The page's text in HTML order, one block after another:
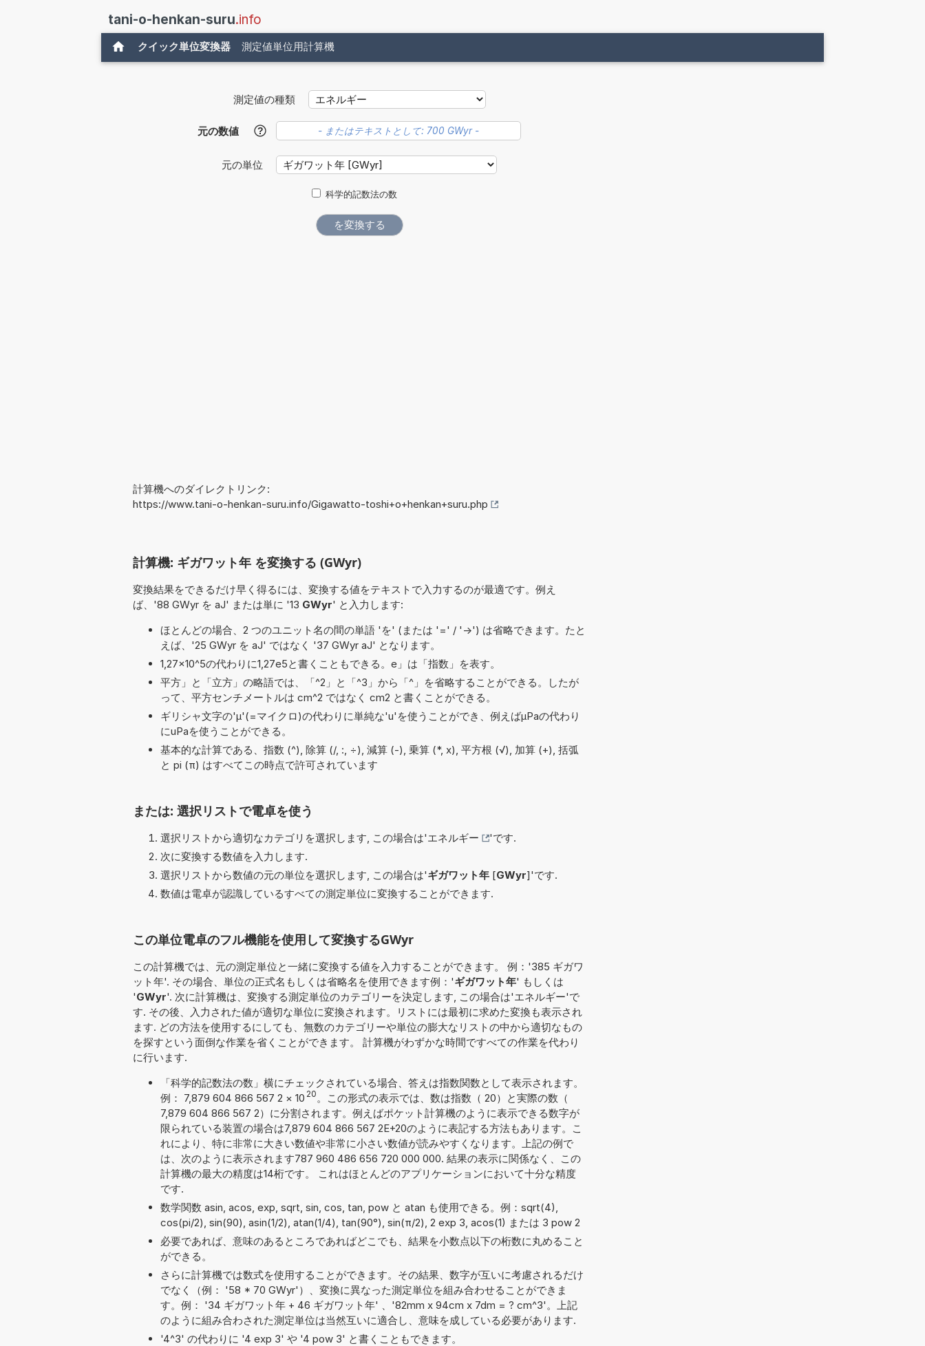
tani-o-henkan-suru.info
クイック単位変換器 測定値単位用計算機
測定値の種類
元の数値 ?
元の単位
科学的記数法の数
計算機へのダイレクトリンク:
https://www.tani-o-henkan-suru.info/Gigawatto-toshi+o+henkan+suru.php
計算機: ギガワット年 を変換する (GWyr)
変換結果をできるだけ早く得るには、変換する値をテキストで入力するのが最適です。例え
ば、'88 GWyr を aJ' または単に '13 GWyr' と入力します:
ほとんどの場合、2 つのユニット名の間の単語 'を' (または '=' / '->') は省略できます。たと
えば、'25 GWyr を aJ' ではなく '37 GWyr aJ' となります。
1,27×10^5の代わりに1,27e5と書くこともできる。e」は「指数」を表す。
平方」と「立方」の略語では、「^2」と「^3」から「^」を省略することができる。したが
って、平方センチメートルは cm^2 ではなく cm2 と書くことができる。
ギリシャ文字の'μ'(=マイクロ)の代わりに単純な'u'を使うことができ、例えばµPaの代わり
にuPaを使うことができる。
基本的な計算である、指数 (^), 除算 (/, :, ÷), 減算 (-), 乗算 (*, x), 平方根 (√), 加算 (+), 括弧
と pi (π) はすべてこの時点で許可されています
または: 選択リストで電卓を使う
選択リストから適切なカテゴリを選択します, この場合は'エネルギー
'です.
次に変換する数値を入力します.
選択リストから数値の元の単位を選択します, この場合は'ギガワット年 [GWyr]'です.
数値は電卓が認識しているすべての測定単位に変換することができます.
この単位電卓のフル機能を使用して変換するGWyr
この計算機では、元の測定単位と一緒に変換する値を入力することができます。 例：'385 ギガワ
ット年'. その場合、単位の正式名もしくは省略名を使用できます例：'ギガワット年' もしくは
'GWyr'. 次に計算機は、変換する測定単位のカテゴリーを決定します, この場合は'エネルギー'で
す. その後、入力された値が適切な単位に変換されます。リストには最初に求めた変換も表示され
ます. どの方法を使用するにしても、無数のカテゴリーや単位の膨大なリストの中から適切なもの
を探すという面倒な作業を省くことができます。 計算機がわずかな時間ですべての作業を代わり
に行います.
「科学的記数法の数」横にチェックされている場合、答えは指数関数として表示されます。
例： 7,879 604 866 567 2 × 10 20 。この形式の表示では、数は指数（ 20）と実際の数（
7,879 604 866 567 2）に分割されます。例えばポケット計算機のように表示できる数字が
限られている装置の場合は7,879 604 866 567 2E+20のように表記する方法もあります。こ
れにより、特に非常に大きい数値や非常に小さい数値が読みやすくなります。上記の例で
は、次のように表示されます787 960 486 656 720 000 000. 結果の表示に関係なく、この
計算機の最大の精度は14桁です。 これはほとんどのアプリケーションにおいて十分な精度
です.
数学関数 asin, acos, exp, sqrt, sin, cos, tan, pow と atan も使用できる。例：sqrt(4),
cos(pi/2), sin(90), asin(1/2), atan(1/4), tan(90°), sin(π/2), 2 exp 3, acos(1) または 3 pow 2
必要であれば、意味のあるところであればどこでも、結果を小数点以下の桁数に丸めること
ができる。
さらに計算機では数式を使用することができます。その結果、数字が互いに考慮されるだけ
でなく（例： '58 * 70 GWyr'）、変換に異なった測定単位を組み合わせることができま
す。例： '34 ギガワット年 + 46 ギガワット年' 、'82mm x 94cm x 7dm = ? cm^3'。上記
のように組み合わされた測定単位は当然互いに適合し、意味を成している必要があります.
'4^3' の代わりに '4 exp 3' や '4 pow 3' と書くこともできます。